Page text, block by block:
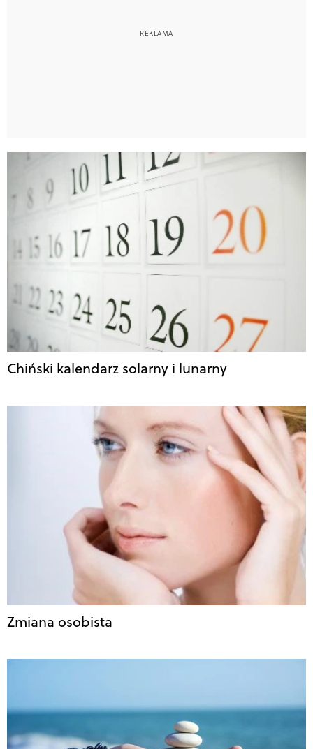
Chiński kalendarz solarny i lunarny
Zmiana osobista